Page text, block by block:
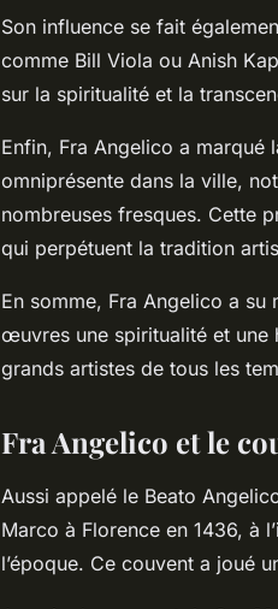
Son influence se fait
comme Bill Viola ou Anish
sur la spiritualité et la
Enfin, Fra Angelico a
omniprésente dans la ville,
nombreuses fresques. Cette
qui perpétuent la tradition
En somme, Fra Angelico a su
œuvres une spiritualité et une
grands artistes de tous les
Fra Angelico et le
Aussi appelé le Beato
Marco à Florence en 1436, à
l’époque. Ce couvent a joué